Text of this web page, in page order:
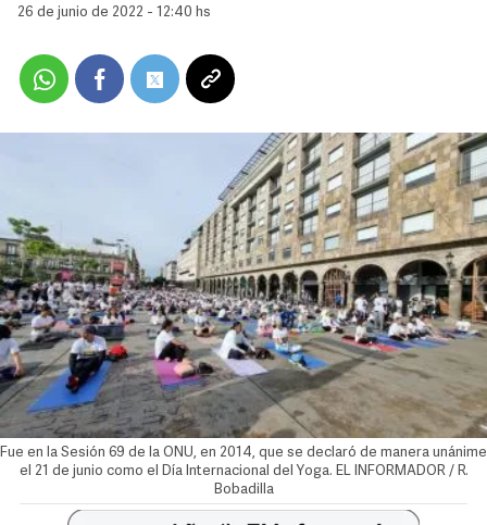
26 de junio de 2022 - 12:40 hs
Fue en la Sesión 69 de la ONU, en 2014, que se declaró de manera unánime
el 21 de junio como el Día Internacional del Yoga. EL INFORMADOR / R.
Bobadilla